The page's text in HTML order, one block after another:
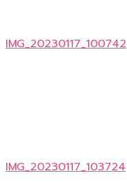
IMG_20230117_100742
IMG_20230117_103724